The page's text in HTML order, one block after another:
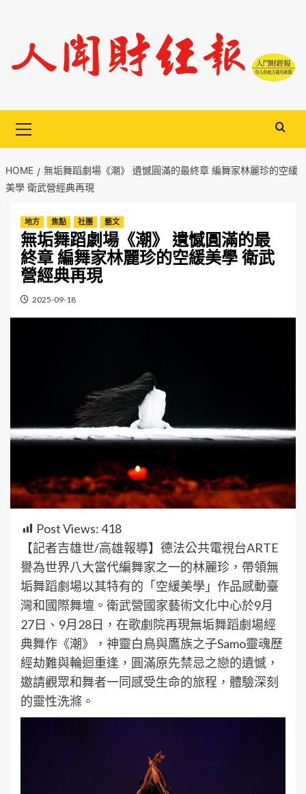
content
Menu
HOME
無垢舞蹈劇場《潮》 遺憾圓滿的最終章 編舞家林麗珍的空緩
美學 衛武營經典再現
地方 焦點 社團 藝文
無垢舞蹈劇場《潮》 遺憾圓滿的最
終章 編舞家林麗珍的空緩美學 衛武
營經典再現
2025-09-18
Post Views:418
【記者吉雄世/高雄報導】德法公共電視台ARTE
譽為世界八大當代編舞家之一的林麗珍，帶領無
垢舞蹈劇場以其特有的「空緩美學」作品感動臺
灣和國際舞壇。衛武營國家藝術文化中心於9月
27日、9月28日，在歌劇院再現無垢舞蹈劇場經
典舞作《潮》，神靈白鳥與鷹族之子Samo靈魂歷
經劫難與輪迴重逢，圓滿原先禁忌之戀的遺憾，
邀請觀眾和舞者一同感受生命的旅程，體驗深刻
的靈性洗滌。